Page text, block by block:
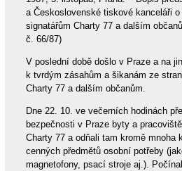
a Československé tiskové kanceláři
signatářům Charty 77 a dalším
č. 66/87)
V poslední době došlo v Praze a na
k tvrdým zásahům a šikanám ze
Charty 77 a dalším občanům.
Dne 22. 10. ve večerních hodinách
bezpečnosti v Praze byty a
Charty 77 a odňali tam kromě mnoha
cenných předmětů osobní potřeby
magnetofony, psací stroje aj.).